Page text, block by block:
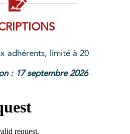
adhérents, limité à 20
: 17 septembre 2026